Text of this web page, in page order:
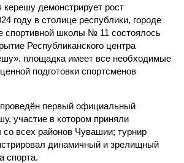
демонстрирует рост
году в столице республики, городе
спортивной школы № 11 состоялось
Республиканского центра
площадка имеет все необходимые
подготовки спортсменов
первый официальный
участие в котором приняли
всех районов Чувашии; турнир
динамичный и зрелищный
спорта.